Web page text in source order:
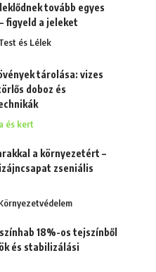
tovább egyes
figyeld a jeleket
és Lélek
tárolása: vizes
doboz és
és kert
a környezetért –
zseniális
18%-os tejszínből
és stabilizálási